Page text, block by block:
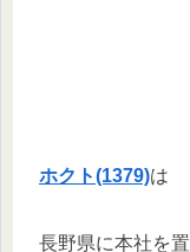
ホクト(1379)は
長野県に本社を